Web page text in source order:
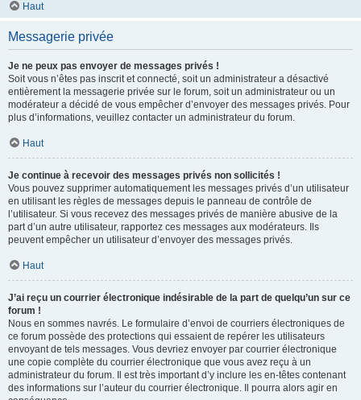
Haut
Messagerie privée
Je ne peux pas envoyer de messages privés !
Soit vous n’êtes pas inscrit et connecté, soit un administrateur a désactivé
entièrement la messagerie privée sur le forum, soit un administrateur ou un
modérateur a décidé de vous empêcher d’envoyer des messages privés. Pour
plus d’informations, veuillez contacter un administrateur du forum.
Haut
Je continue à recevoir des messages privés non sollicités !
Vous pouvez supprimer automatiquement les messages privés d’un utilisateur
en utilisant les règles de messages depuis le panneau de contrôle de
l’utilisateur. Si vous recevez des messages privés de manière abusive de la
part d’un autre utilisateur, rapportez ces messages aux modérateurs. Ils
peuvent empêcher un utilisateur d’envoyer des messages privés.
Haut
J’ai reçu un courrier électronique indésirable de la part de quelqu’un sur ce
forum !
Nous en sommes navrés. Le formulaire d’envoi de courriers électroniques de
ce forum possède des protections qui essaient de repérer les utilisateurs
envoyant de tels messages. Vous devriez envoyer par courrier électronique
une copie complète du courrier électronique que vous avez reçu à un
administrateur du forum. Il est très important d’y inclure les en-têtes contenant
des informations sur l’auteur du courrier électronique. Il pourra alors agir en